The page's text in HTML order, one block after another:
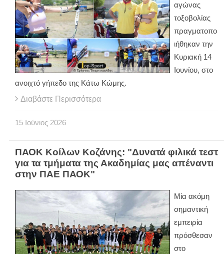
αγώνας
τοξοβολίας
πραγματοπο
ιήθηκαν την
Κυριακή 14
Ιουνίου, στο
ανοιχτό γήπεδο της Κάτω Κώμης.
Διαβάστε Περισσότερα
15 Ιούνιος 2026
ΠΑΟΚ Κοίλων Κοζάνης: "Δυνατά φιλικά τεστ
για τα τμήματα της Ακαδημίας μας απέναντι
στην ΠΑΕ ΠΑΟΚ"
Μία ακόμη
σημαντική
εμπειρία
πρόσθεσαν
στο